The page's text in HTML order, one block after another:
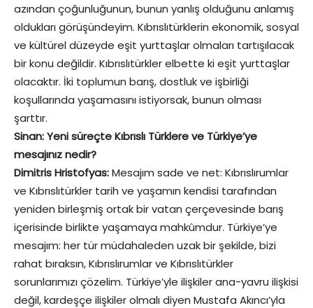
azından çoğunluğunun, bunun yanlış olduğunu anlamış
oldukları görüşündeyim. Kıbrıslıtürklerin ekonomik, sosyal
ve kültürel düzeyde eşit yurttaşlar olmaları tartışılacak
bir konu değildir. Kıbrıslıtürkler elbette ki eşit yurttaşlar
olacaktır. İki toplumun barış, dostluk ve işbirliği
koşullarında yaşamasını istiyorsak, bunun olması
şarttır.
Sinan: Yeni süreçte Kıbrıslı Türklere ve Türkiye’ye
mesajınız nedir?
Dimitris Hristofyas:Mesajım sade ve net: Kıbrıslırumlar
ve Kıbrıslıtürkler tarih ve yaşamın kendisi tarafından
yeniden birleşmiş ortak bir vatan çerçevesinde barış
içerisinde birlikte yaşamaya mahkûmdur. Türkiye’ye
mesajım: her tür müdahaleden uzak bir şekilde, bizi
rahat bıraksın, Kıbrıslırumlar ve Kıbrıslıtürkler
sorunlarımızı çözelim. Türkiye’yle ilişkiler ana-yavru ilişkisi
değil, kardeşçe ilişkiler olmalı diyen Mustafa Akıncı’yla